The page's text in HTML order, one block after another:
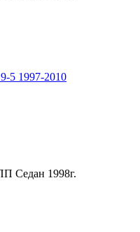
5 1997-2010
Седан 1998г.